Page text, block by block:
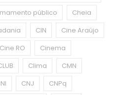
público
Cheia
CIN
Cine Araújo
Cine RO
Cinema
Clima
CMN
CNJ
CNPq